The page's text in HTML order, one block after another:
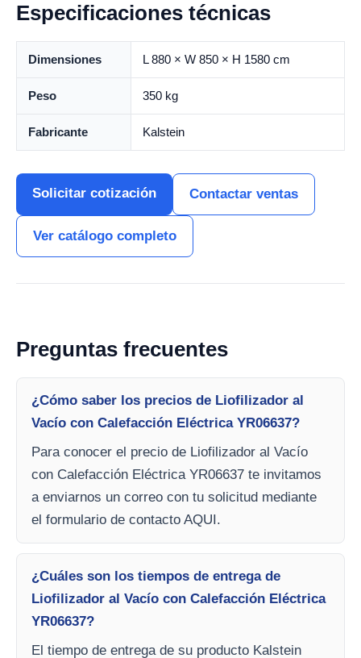
Especificaciones técnicas
Dimensiones L 880 × W 850 × H 1580 cm
Peso 350 kg
Fabricante Kalstein
Solicitar cotización Contactar ventas
Ver catálogo completo
Preguntas frecuentes
¿Cómo saber los precios de Liofilizador al
Vacío con Calefacción Eléctrica YR06637?
Para conocer el precio de Liofilizador al Vacío
con Calefacción Eléctrica YR06637 te invitamos
a enviarnos un correo con tu solicitud mediante
el formulario de contacto AQUI.
¿Cuáles son los tiempos de entrega de
Liofilizador al Vacío con Calefacción Eléctrica
YR06637?
El tiempo de entrega de su producto Kalstein